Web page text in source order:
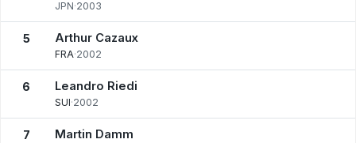
JPN·2003
5 Arthur Cazaux
FRA·2002
6 Leandro Riedi
SUI·2002
7 Martin Damm